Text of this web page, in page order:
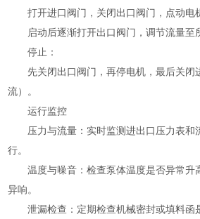
打开进口阀门，关闭出口阀门，点动电
启动后逐渐打开出口阀门，调节流量至
停止：
先关闭出口阀门，再停电机，最后关闭
流）。
运行监控
压力与流量：实时监测进出口压力表和
行。
温度与噪音：检查泵体温度是否异常升
异响。
泄漏检查：定期检查机械密封或填料函